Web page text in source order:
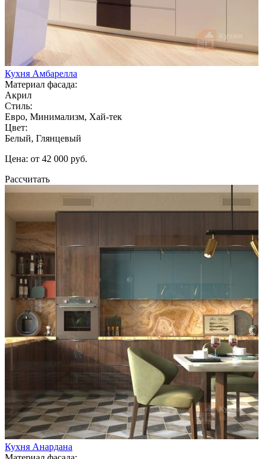
Кухня Амбарелла
Материал фасада:
Акрил
Стиль:
Евро, Минимализм, Хай-тек
Цвет:
Белый, Глянцевый
Цена: от 42 000 руб.
Рассчитать
Кухня Анардана